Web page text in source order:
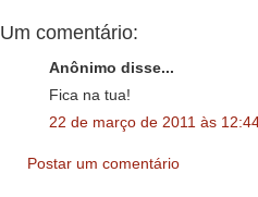
Um comentário:
Anônimo disse...
Fica na tua!
22 de março de 2011 às
Postar um comentário